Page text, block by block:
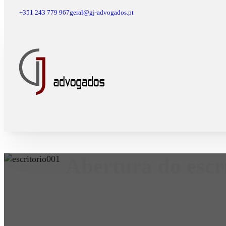
+351 243 779 967geral@gj-advogados.pt